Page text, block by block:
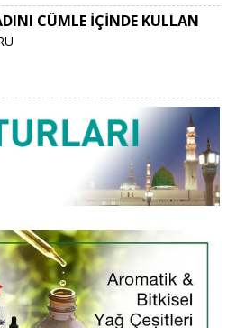
CÜMLE İÇİNDE KULLAN